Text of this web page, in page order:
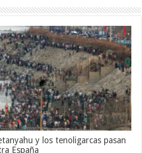
y los tenoligarcas pasan
España